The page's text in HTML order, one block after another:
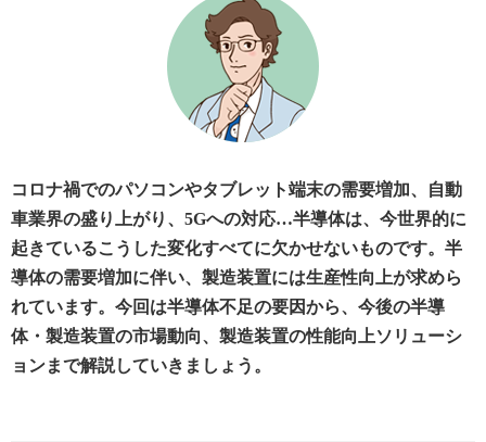
コロナ禍でのパソコンやタブレット端末の需要増加、自動
車業界の盛り上がり、5Gへの対応…半導体は、今世界的に
起きているこうした変化すべてに欠かせないものです。半
導体の需要増加に伴い、製造装置には生産性向上が求めら
れています。今回は半導体不足の要因から、今後の半導
体・製造装置の市場動向、製造装置の性能向上ソリューシ
ョンまで解説していきましょう。